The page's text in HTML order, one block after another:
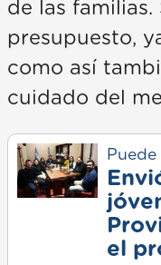
de las
presupuesto,
como así
cuidado del
el